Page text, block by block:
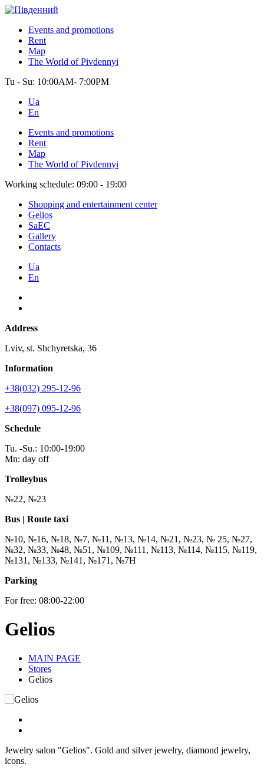
Events and promotions
Rent
Map
The World of Pivdennyi
Tu - Su: 10:00AM- 7:00PM
Ua
En
Events and promotions
Rent
Map
The World of Pivdennyi
Working schedule: 09:00 - 19:00
Shopping and entertainment center
Gelios
SaEC
Gallery
Contacts
Ua
En
Address
Lviv, st. Shchyretska, 36
Information
+38(032) 295-12-96
+38(097) 095-12-96
Schedule
Tu. -Su.: 10:00-19:00
Mn: day off
Trolleybus
№22, №23
Bus | Route taxi
№10, №16, №18, №7, №11, №13, №14, №21, №23, № 25, №27,
№32, №33, №48, №51, №109, №111, №113, №114, №115, №119,
№131, №133, №141, №171, №7Н
Parking
For free: 08:00-22:00
Gelios
MAIN PAGE
Stores
Gelios
Jewelry salon "Gelios". Gold and silver jewelry, diamond jewelry,
icons.